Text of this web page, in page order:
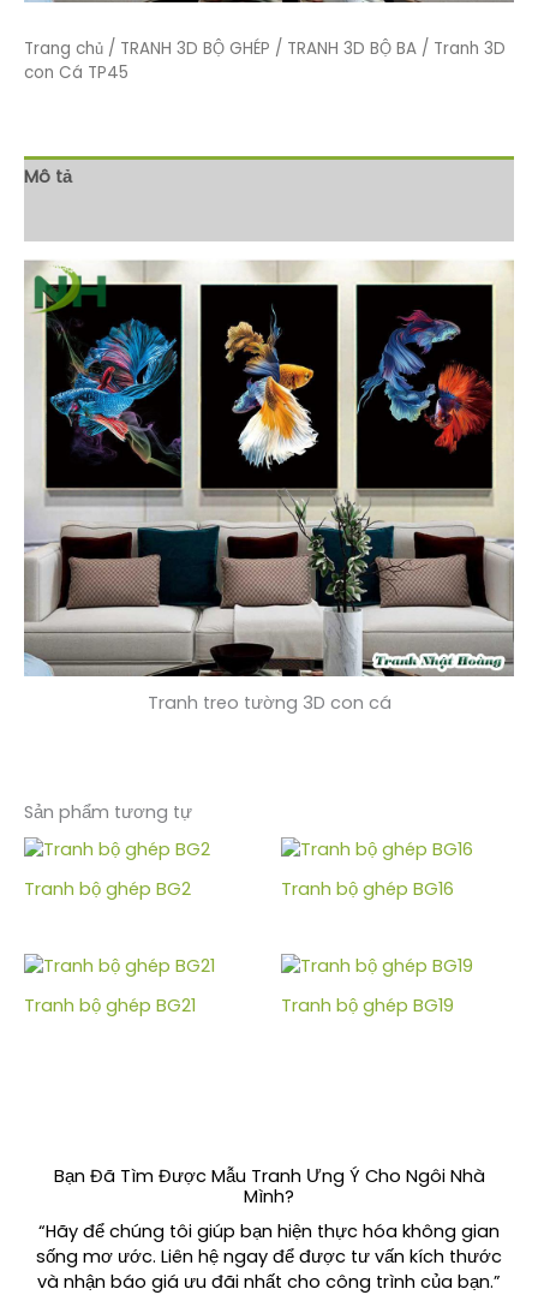
Trang chủ / TRANH 3D BỘ GHÉP / TRANH 3D BỘ BA / Tranh 3D
con Cá TP45
Mô tả
Tranh treo tường 3D con cá
Sản phẩm tương tự
Tranh bộ ghép BG2 Tranh bộ ghép BG16
Tranh bộ ghép BG21 Tranh bộ ghép BG19
Bạn Đã Tìm Được Mẫu Tranh Ưng Ý Cho Ngôi Nhà
Mình?
“Hãy để chúng tôi giúp bạn hiện thực hóa không gian
sống mơ ước. Liên hệ ngay để được tư vấn kích thước
và nhận báo giá ưu đãi nhất cho công trình của bạn.”